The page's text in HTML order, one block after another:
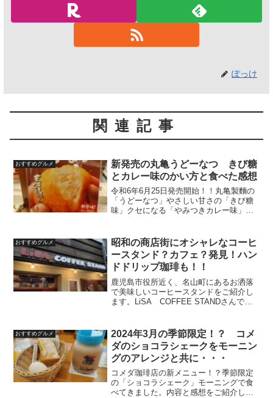
ぽっけ
関連記事
おすすめグルメ
新発売の丸亀うどーなつ きび糖
とカレー味のかい方と食べた感想
令和6年6月25日発売開始！！丸亀製麵の
「うどーなつ」やさしい甘さの「きび糖
味」クセになる「やみつきカレー味」フ
とも頂きます⤴⤴実際の買い方と食べた感
想をお知らせし...
おすすめグルメ
昭和の商店街にオシャレなコーヒ
ースタンド？カフェ？発見！ハン
ドドリップ珈琲も！！
鹿児島市役所近く、名山町にあるお洒落
で美味しいコーヒースタンドをご紹介し
ます。LiSA COFFEE STANDさんで
昭和初期の商店街？と言った感じの小さ
く...
おすすめグルメ
2024年3月の季節限定！？ コメ
ダのショコラシェークをモーニン
グのアレンジと共に・・・
コメダ珈琲店の新メニュー！？季節限定
の「ショコラシェーク」モーニングで食
べてきました。内容と感想をご紹介しま